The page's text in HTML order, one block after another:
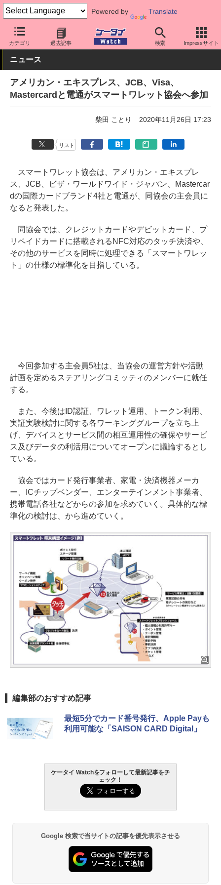
Powered by Translate
カテゴリ 過去記事 検索 Impressサイト
ケータイ Watch 業界動向 その他
ニュース
アメリカン・エキスプレス、JCB、Visa、
Mastercardと電通がスマートワレット協会へ参加
柴田 ことり 2020年11月26日 17:23
リスト
スマートワレット協会は、アメリカン・エキスプレ
ス、JCB、ビザ・ワールドワイド・ジャパン、Mastercar
dの国際カードブランド4社と電通が、同協会の主会員に
なると発表した。
同協会では、クレジットカードやデビットカード、プ
リペイドカードに搭載されるNFC対応のタッチ決済や、
その他のサービスを同時に処理できる「スマートワレッ
ト」の仕様の標準化を目指している。
今回参加する主会員5社は、当協会の運営方針や活動
計画を定めるステアリングコミッティのメンバーに就任
する。
また、今後はID認証、ワレット運用、トークン利用、
実証実験検討に関する各ワーキンググループを立ち上
げ、デバイスとサービス間の相互運用性の確保やサービ
ス及びデータの利活用についてオープンに議論するとし
ている。
協会ではカード発行事業者、家電・決済機器メーカ
ー、ICチップベンダー、エンターテインメント事業者、
携帯電話各社などからの参加を求めていく。具体的な標
準化の検討は、から進めていく。
編集部のおすすめ記事
最短5分でカード番号発行、Apple Payも
利用可能な「SAISON CARD Digital」
ケータイ Watchをフォローして最新記事をチ
ェック！
Google 検索で当サイトの記事を優先表示させる